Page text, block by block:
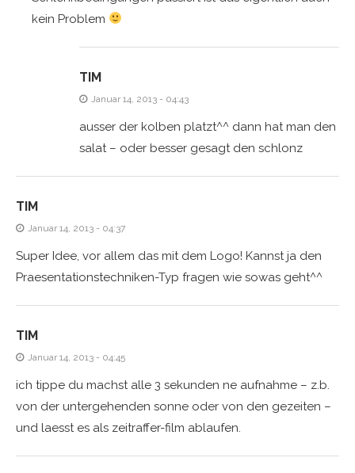
kein Problem
TIM
Januar 14, 2013 - 04:43
ausser der kolben platzt^^ dann hat man den
salat – oder besser gesagt den schlonz
TIM
Januar 14, 2013 - 04:37
Super Idee, vor allem das mit dem Logo! Kannst ja den
Praesentationstechniken-Typ fragen wie sowas geht^^
TIM
Januar 14, 2013 - 04:45
ich tippe du machst alle 3 sekunden ne aufnahme – z.b.
von der untergehenden sonne oder von den gezeiten –
und laesst es als zeitraffer-film ablaufen.